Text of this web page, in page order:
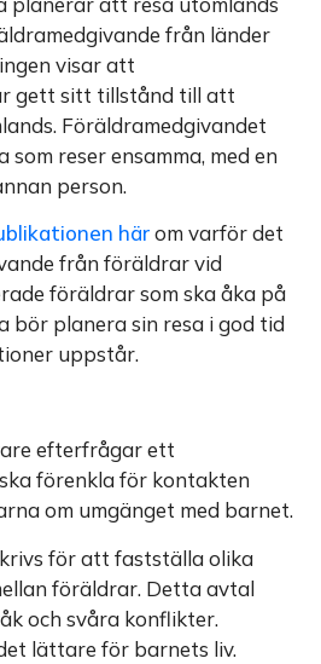
från länder
visar att
gett sitt tillstånd till att
Föräldramedgivandet
reser ensamma, med en
person.
härom varför det
från föräldrar vid
föräldrar som ska åka på
bör planera sin resa i god tid
uppstår.
efterfrågar ett
förenkla för kontakten
om umgänget med barnet.
för att fastställa olika
föräldrar. Detta avtal
och svåra konflikter.
lättare för barnets liv.